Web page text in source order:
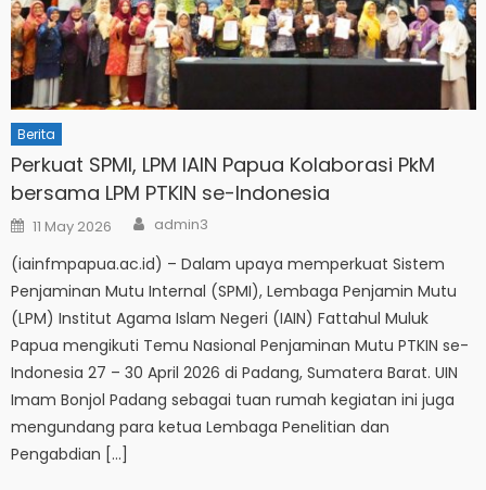
Berita
Perkuat SPMI, LPM IAIN Papua Kolaborasi PkM
bersama LPM PTKIN se-Indonesia
Posted
on
11 May 2026 Author
admin3
(iainfmpapua.ac.id) – Dalam upaya memperkuat Sistem
Penjaminan Mutu Internal (SPMI), Lembaga Penjamin Mutu
(LPM) Institut Agama Islam Negeri (IAIN) Fattahul Muluk
Papua mengikuti Temu Nasional Penjaminan Mutu PTKIN se-
Indonesia 27 – 30 April 2026 di Padang, Sumatera Barat. UIN
Imam Bonjol Padang sebagai tuan rumah kegiatan ini juga
mengundang para ketua Lembaga Penelitian dan
Pengabdian […]